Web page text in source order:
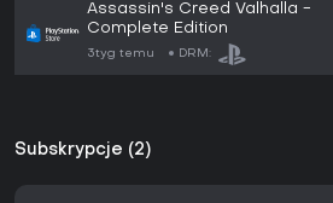
Assassin's Creed Valhalla -
Complete Edition
3tyg temu DRM:
Subskrypcje (2)